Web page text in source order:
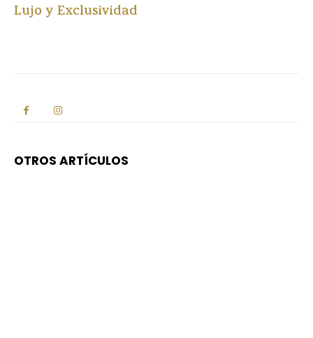
Lujo y Exclusividad
OTROS ARTÍCULOS